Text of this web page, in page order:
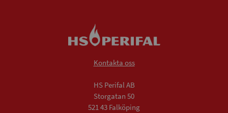
Kontakta oss
HS Perifal AB
Storgatan 50
521 43 Falköping